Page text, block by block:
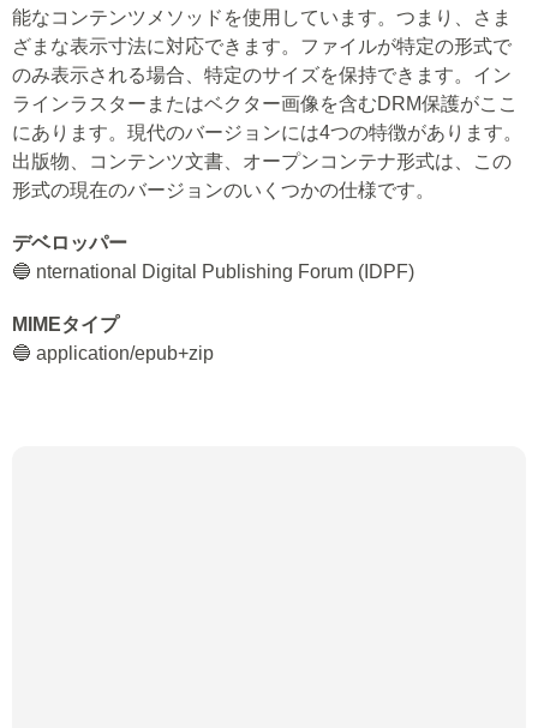
能なコンテンツメソッドを使用しています。つまり、さま
ざまな表示寸法に対応できます。ファイルが特定の形式で
のみ表示される場合、特定のサイズを保持できます。イン
ラインラスターまたはベクター画像を含むDRM保護がここ
にあります。現代のバージョンには4つの特徴があります。
出版物、コンテンツ文書、オープンコンテナ形式は、この
形式の現在のバージョンのいくつかの仕様です。
デベロッパー
🔵 nternational Digital Publishing Forum (IDPF)
MIMEタイプ
🔵 application/epub+zip